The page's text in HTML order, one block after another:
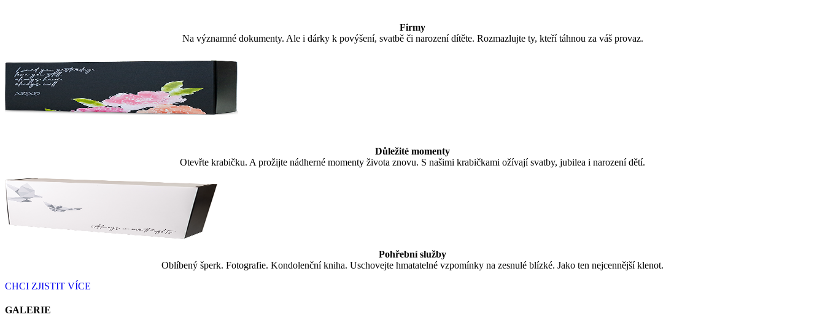
Firmy
Na významné dokumenty. Ale i dárky k povýšení, svatbě či narození dítěte. Rozmazlujte ty, kteří táhnou za váš provaz.
Důležité momenty
Otevřte krabičku. A prožijte nádherné momenty života znovu. S našimi krabičkami ožívají svatby, jubilea i narození dětí.
Pohřební služby
Oblíbený šperk. Fotografie. Kondolenční kniha. Uschovejte hmatatelné vzpomínky na zesnulé blízké. Jako ten nejcennější klenot.
CHCI ZJISTIT VÍCE
GALERIE